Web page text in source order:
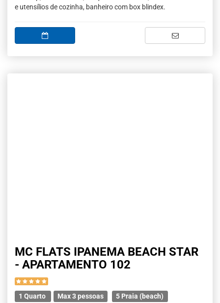
e utensílios de cozinha, banheiro com box blindex.
MC FLATS IPANEMA BEACH STAR
- APARTAMENTO 102
1 Quarto Max 3 pessoas 5 Praia (beach)